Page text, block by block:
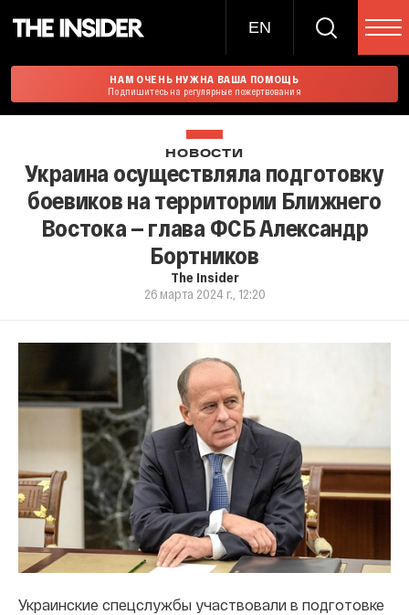
EN
НАМ ОЧЕНЬ НУЖНА ВАША ПОМОЩЬ
Подпишитесь на регулярные пожертвования
НОВОСТИ
Украина осуществляла подготовку
боевиков на территории Ближнего
Востока — глава ФСБ Александр
Бортников
The Insider
26 марта 2024 г., 12:20
Украинские спецслужбы участвовали в подготовке